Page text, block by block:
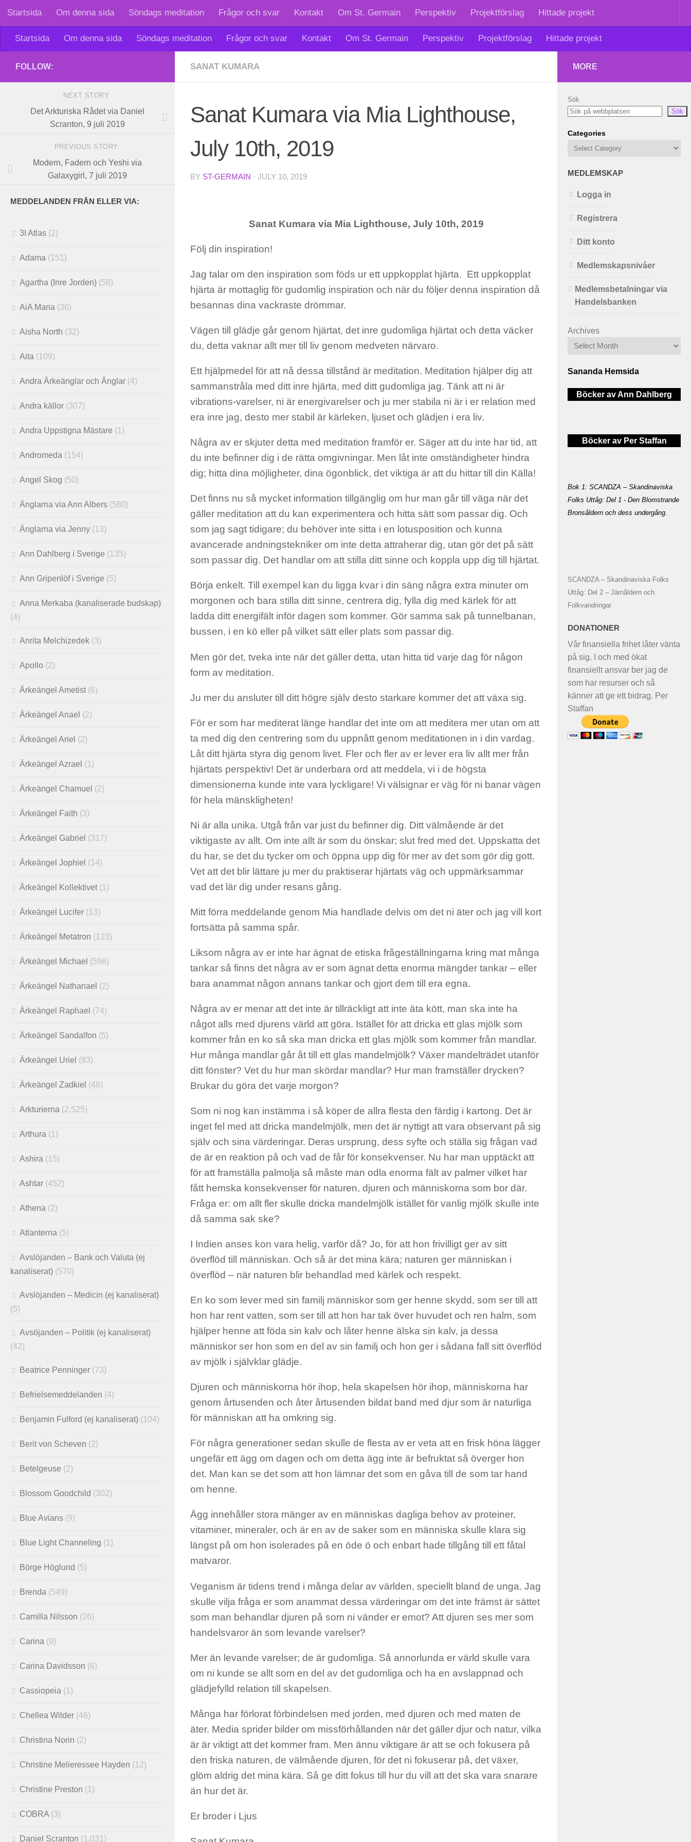
Skip to content
Startsida Om denna sida Söndags meditation Frågor och svar Kontakt Om St. Germain Perspektiv Projektförslag Hittade projekt
Startsida Om denna sida Söndags meditation Frågor och svar Kontakt Om St. Germain Perspektiv Projektförslag Hittade projekt
SANAT KUMARA
Sanat Kumara via Mia Lighthouse,
July 10th, 2019
BY ST-GERMAIN · JULY 10, 2019
Sanat Kumara via Mia Lighthouse, July 10th, 2019
Följ din inspiration!
Jag talar om den inspiration som föds ur ett uppkopplat hjärta. Ett uppkopplat
hjärta är mottaglig för gudomlig inspiration och när du följer denna inspiration då
besannas dina vackraste drömmar.
Vägen till glädje går genom hjärtat, det inre gudomliga hjärtat och detta väcker
du, detta vaknar allt mer till liv genom medveten närvaro.
Ett hjälpmedel för att nå dessa tillstånd är meditation. Meditation hjälper dig att
sammanstråla med ditt inre hjärta, med ditt gudomliga jag. Tänk att ni är
vibrations-varelser, ni är energivarelser och ju mer stabila ni är i er relation med
era inre jag, desto mer stabil är kärleken, ljuset och glädjen i era liv.
Några av er skjuter detta med meditation framför er. Säger att du inte har tid, att
du inte befinner dig i de rätta omgivningar. Men låt inte omständigheter hindra
dig; hitta dina möjligheter, dina ögonblick, det viktiga är att du hittar till din Källa!
Det finns nu så mycket information tillgänglig om hur man går till väga när det
gäller meditation att du kan experimentera och hitta sätt som passar dig. Och
som jag sagt tidigare; du behöver inte sitta i en lotusposition och kunna
avancerade andningstekniker om inte detta attraherar dig, utan gör det på sätt
som passar dig. Det handlar om att stilla ditt sinne och koppla upp dig till hjärtat.
Börja enkelt. Till exempel kan du ligga kvar i din säng några extra minuter om
morgonen och bara stilla ditt sinne, centrera dig, fylla dig med kärlek för att
ladda ditt energifält inför dagen som kommer. Gör samma sak på tunnelbanan,
bussen, i en kö eller på vilket sätt eller plats som passar dig.
Men gör det, tveka inte när det gäller detta, utan hitta tid varje dag för någon
form av meditation.
Ju mer du ansluter till ditt högre själv desto starkare kommer det att växa sig.
För er som har mediterat länge handlar det inte om att meditera mer utan om att
ta med dig den centrering som du uppnått genom meditationen in i din vardag.
Låt ditt hjärta styra dig genom livet. Fler och fler av er lever era liv allt mer från
hjärtats perspektiv! Det är underbara ord att meddela, vi i de högsta
dimensionerna kunde inte vara lyckligare! Vi välsignar er väg för ni banar vägen
för hela mänskligheten!
Ni är alla unika. Utgå från var just du befinner dig. Ditt välmående är det
viktigaste av allt. Om inte allt är som du önskar; slut fred med det. Uppskatta det
du har, se det du tycker om och öppna upp dig för mer av det som gör dig gott.
Vet att det blir lättare ju mer du praktiserar hjärtats väg och uppmärksammar
vad det lär dig under resans gång.
Mitt förra meddelande genom Mia handlade delvis om det ni äter och jag vill kort
fortsätta på samma spår.
Liksom några av er inte har ägnat de etiska frågeställningarna kring mat många
tankar så finns det några av er som ägnat detta enorma mängder tankar – eller
bara anammat någon annans tankar och gjort dem till era egna.
Några av er menar att det inte är tillräckligt att inte äta kött, man ska inte ha
något alls med djurens värld att göra. Istället för att dricka ett glas mjölk som
kommer från en ko så ska man dricka ett glas mjölk som kommer från mandlar.
Hur många mandlar går åt till ett glas mandelmjölk? Växer mandelträdet utanför
ditt fönster? Vet du hur man skördar mandlar? Hur man framställer drycken?
Brukar du göra det varje morgon?
Som ni nog kan instämma i så köper de allra flesta den färdig i kartong. Det är
inget fel med att dricka mandelmjölk, men det är nyttigt att vara observant på sig
själv och sina värderingar. Deras ursprung, dess syfte och ställa sig frågan vad
de är en reaktion på och vad de får för konsekvenser. Nu har man upptäckt att
för att framställa palmolja så måste man odla enorma fält av palmer vilket har
fått hemska konsekvenser för naturen, djuren och människorna som bor där.
Fråga er: om allt fler skulle dricka mandelmjölk istället för vanlig mjölk skulle inte
då samma sak ske?
I Indien anses kon vara helig, varför då? Jo, för att hon frivilligt ger av sitt
överflöd till människan. Och så är det mina kära; naturen ger människan i
överflöd – när naturen blir behandlad med kärlek och respekt.
En ko som lever med sin familj människor som ger henne skydd, som ser till att
hon har rent vatten, som ser till att hon har tak över huvudet och ren halm, som
hjälper henne att föda sin kalv och låter henne älska sin kalv, ja dessa
människor ser hon som en del av sin familj och hon ger i sådana fall sitt överflöd
av mjölk i självklar glädje.
Djuren och människorna hör ihop, hela skapelsen hör ihop, människorna har
genom årtusenden och åter årtusenden bildat band med djur som är naturliga
för människan att ha omkring sig.
För några generationer sedan skulle de flesta av er veta att en frisk höna lägger
ungefär ett ägg om dagen och om detta ägg inte är befruktat så överger hon
det. Man kan se det som att hon lämnar det som en gåva till de som tar hand
om henne.
Ägg innehåller stora mänger av en människas dagliga behov av proteiner,
vitaminer, mineraler, och är en av de saker som en människa skulle klara sig
längst på om hon isolerades på en öde ö och enbart hade tillgång till ett fåtal
matvaror.
Veganism är tidens trend i många delar av världen, speciellt bland de unga. Jag
skulle vilja fråga er som anammat dessa värderingar om det inte främst är sättet
som man behandlar djuren på som ni vänder er emot? Att djuren ses mer som
handelsvaror än som levande varelser?
Mer än levande varelser; de är gudomliga. Så annorlunda er värld skulle vara
om ni kunde se allt som en del av det gudomliga och ha en avslappnad och
glädjefylld relation till skapelsen.
Många har förlorat förbindelsen med jorden, med djuren och med maten de
äter. Media sprider bilder om missförhållanden när det gäller djur och natur, vilka
är är viktigt att det kommer fram. Men ännu viktigare är att se och fokusera på
den friska naturen, de välmående djuren, för det ni fokuserar på, det växer,
glöm aldrig det mina kära. Så ge ditt fokus till hur du vill att det ska vara snarare
än hur det är.
Er broder i Ljus
FOLLOW:
NEXT STORY
Det Arkturiska Rådet via Daniel
Scranton, 9 juli 2019
PREVIOUS STORY
Modern, Fadern och Yeshi via
Galaxygirl, 7 juli 2019
MEDDELANDEN FRÅN ELLER VIA:
3I Atlas (2)
Adama (151)
Agartha (Inre Jorden) (58)
AiA Maria (36)
Aisha North (32)
Aita (109)
Andra Ärkeänglar och Änglar (4)
Andra källor (307)
Andra Uppstigna Mästare (1)
Andromeda (154)
Angel Skog (50)
Änglarna via Ann Albers (580)
Änglarna via Jenny (13)
Ann Dahlberg i Sverige (135)
Ann Gripenlöf i Sverige (5)
Anna Merkaba (kanaliserade budskap)
(4)
Anrita Melchizedek (3)
Apollo (2)
Ärkeängel Ametist (6)
Ärkeängel Anael (2)
Ärkeängel Ariel (2)
Ärkeängel Azrael (1)
Ärkeängel Chamuel (2)
Ärkeängel Faith (3)
Ärkeängel Gabriel (317)
Ärkeängel Jophiel (14)
Ärkeängel Kollektivet (1)
Ärkeängel Lucifer (13)
Ärkeängel Metatron (123)
Ärkeängel Michael (596)
Ärkeängel Nathanael (2)
Ärkeängel Raphael (74)
Ärkeängel Sandalfon (5)
Ärkeängel Uriel (83)
Ärkeängel Zadkiel (48)
Arkturierna (2,525)
Arthura (1)
Ashira (15)
Ashtar (452)
Athena (2)
Atlanterna (5)
Avslöjanden – Bank och Valuta (ej
kanaliserat) (570)
Avslöjanden – Medicin (ej kanaliserat)
(5)
Avsöjanden – Politik (ej kanaliserat)
(42)
Beatrice Penninger (73)
Befrielsemeddelanden (4)
Benjamin Fulford (ej kanaliserat) (104)
Berit von Scheven (2)
Betelgeuse (2)
Blossom Goodchild (302)
Blue Avians (9)
Blue Light Channeling (1)
Börge Höglund (5)
Brenda (549)
Camilla Nilsson (26)
Carina (9)
Carina Davidsson (6)
Cassiopeia (1)
Chellea Wilder (46)
Christina Norin (2)
Christine Melieressee Hayden (12)
Christine Preston (1)
COBRA (3)
Daniel Scranton (1,031)
MORE
Sök
Sök
Categories
MEDLEMSKAP
Logga in
Registrera
Ditt konto
Medlemskapsnivåer
Medlemsbetalningar via
Handelsbanken
Archives
Sananda Hemsida
Böcker av Ann Dahlberg
Böcker av Per Staffan
Bok 1: SCANDZA – Skandinaviska
Folks Uttåg: Del 1 - Den Blomstrande
Bronsåldern och dess undergång.
SCANDZA – Skandinaviska Folks
Uttåg: Del 2 – Järnåldern och
Folkvandringar
DONATIONER
Vår finansiella frihet låter vänta
på sig. I och med ökat
finansiellt ansvar ber jag de
som har resurser och så
känner att ge ett bidrag. Per
Staffan